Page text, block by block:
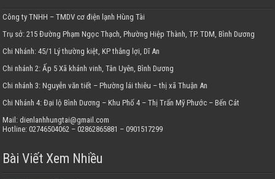
Công ty TNHH – TMDV cơ điện lạnh Hùng Tài
Trụ sở: 215 Đường Phạm Ngọc Thạch, Phường Hiệp Thành, TP. TDM, Bình Dương
Chi Nhánh: 45/1 Lý thường kiệt, KP thắng lợi, Dĩ An
Chi nhánh 2: Ấp 5 Xã khánh vinh, Tân Uyên, Bình Dương
Chi nhánh 3: Nguyễn văn tiết – Phường lái thiêu – thị xã Thuận An
Chi Nhánh 4: Đại lộ Bình Dương – Khu Phố 4 – Thị Trấn Mỹ Phước – Bến Cát
Mail: dienlanhhungtai@gmail.com
Hotline: 02746504062 – 02862865881 – 0901517299
Bài Viết Xem Nhiều